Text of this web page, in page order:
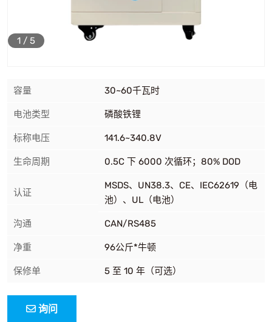
容量 30~60千瓦时
电池类型 磷酸铁锂
标称电压 141.6~340.8V
生命周期 0.5C 下 6000 次循环；80% DOD
认证
MSDS、UN38.3、CE、IEC62619（电
池）、UL（电池）
沟通 CAN/RS485
净重 96公斤*牛顿
保修单 5 至 10 年（可选）
询问
1 / 5